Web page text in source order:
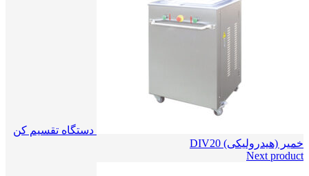
دستگاه تقسیم کن
خمیر (هیدرولیکی) DIV20
Next product